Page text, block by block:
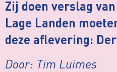
Zij doen verslag
Lage Landen
deze aflevering:
Door: Tim Luimes